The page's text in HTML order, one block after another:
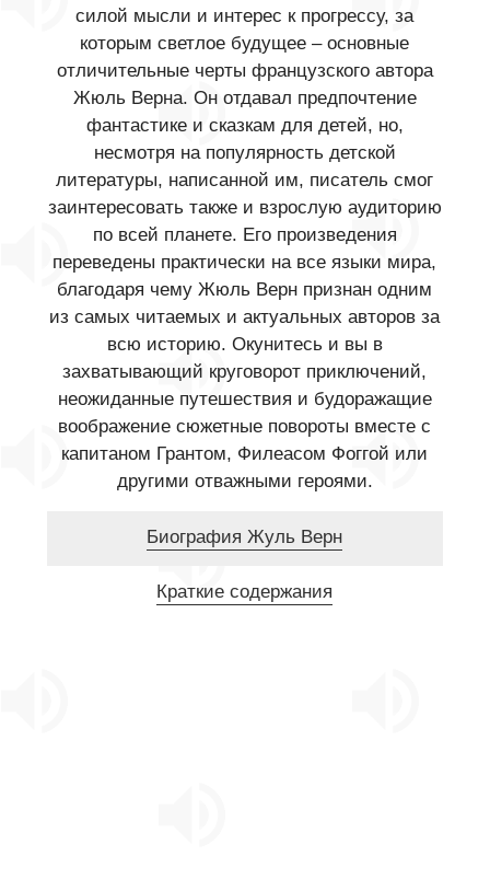
силой мысли и интерес к прогрессу, за
которым светлое будущее – основные
отличительные черты французского автора
Жюль Верна. Он отдавал предпочтение
фантастике и сказкам для детей, но,
несмотря на популярность детской
литературы, написанной им, писатель смог
заинтересовать также и взрослую аудиторию
по всей планете. Его произведения
переведены практически на все языки мира,
благодаря чему Жюль Верн признан одним
из самых читаемых и актуальных авторов за
всю историю. Окунитесь и вы в
захватывающий круговорот приключений,
неожиданные путешествия и будоражащие
воображение сюжетные повороты вместе с
капитаном Грантом, Филеасом Фоггой или
другими отважными героями.
Биография Жуль Верн
Краткие содержания